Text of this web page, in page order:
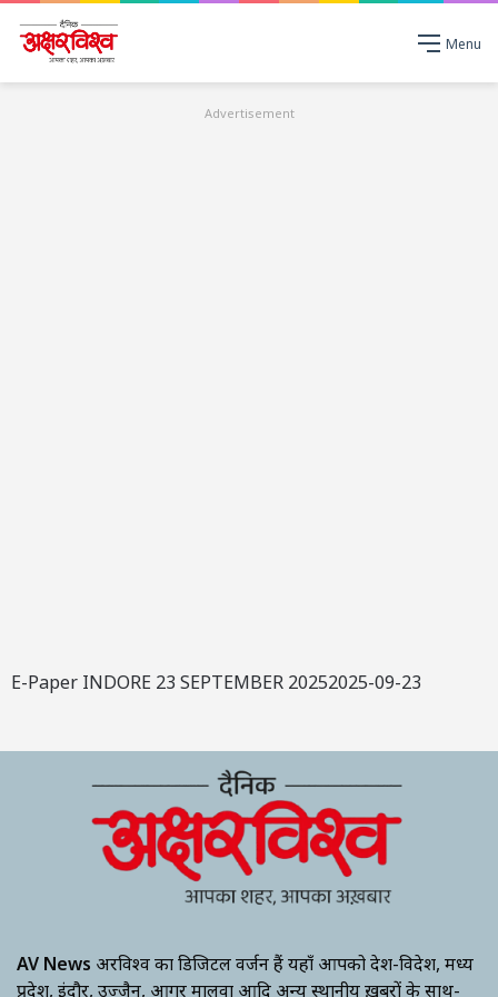
Menu
Advertisement
E-Paper INDORE 23 SEPTEMBER 20252025-09-23
AV News अक्षरविश्व का डिजिटल वर्जन हैं यहाँ आपको देश-विदेश, मध्य
प्रदेश, इंदौर, उज्जैन, आगर मालवा आदि अन्य स्थानीय ख़बरों के साथ-